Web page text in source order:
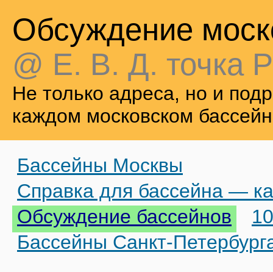
Обсуждение
@ Е. В. Д. точка
Не только адреса, но и
каждом московском
Бассейны Москвы
Справка для бассейна —
Обсуждение бассейнов
Бассейны Санкт-